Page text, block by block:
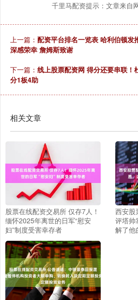
千里马配资提示：文章来自
上一篇： 配资平台排名一览表 哈利伯顿发
深感荣幸 詹姆斯致谢
下一篇： 线上股票配资网 得分还要串联！
分1板4助
相关文章
股票在线配资交易所 仅存7人！
缅怀2025年离世的日军“慰安
妇”制度受害幸存者
西安股
评塔帅
解了他